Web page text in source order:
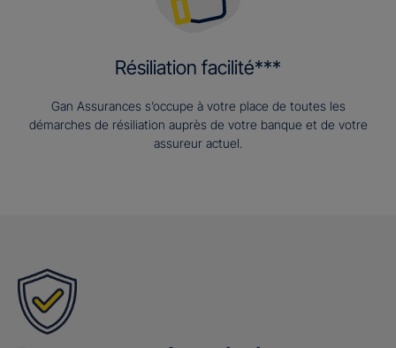
Résiliation facilité***
Gan Assurances s’occupe à votre place de toutes les
démarches de résiliation auprès de votre banque et de votre
assureur actuel.